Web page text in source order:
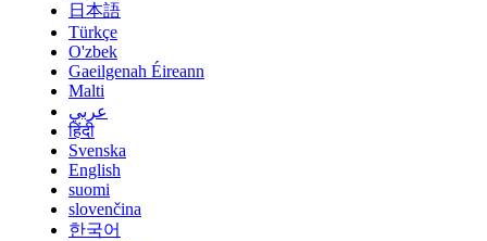
日本語
Türkçe
O'zbek
Gaeilgenah Éireann
Malti
عربي
हिंदी
Svenska
English
suomi
slovenčina
한국어